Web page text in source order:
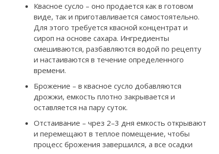
Квасное сусло – оно продается как в готовом
виде, так и приготавливается самостоятельно.
Для этого требуется квасной концентрат и
сироп на основе сахара. Ингредиенты
смешиваются, разбавляются водой по рецепту
и настаиваются в течение определенного
времени.
Брожение – в квасное сусло добавляются
дрожжи, емкость плотно закрывается и
оставляется на пару суток.
Отстаивание – чрез 2–3 дня емкость открывают
и перемещают в теплое помещение, чтобы
процесс брожения завершился, а все осадки